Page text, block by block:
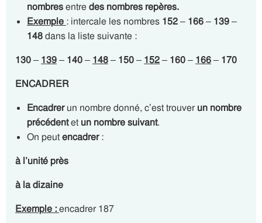
nombresentredes nombres repères.
Exemple : intercale les nombres 152– 166– 139–
148dans la liste suivante :
130– 139– 140– 148– 150– 152– 160– 166– 170
ENCADRER
Encadrerun nombre donné, c’est trouver un nombre
précédentet un nombre suivant.
On peutencadrer:
à l’unité près
à la dizaine
Exemple :encadrer 187